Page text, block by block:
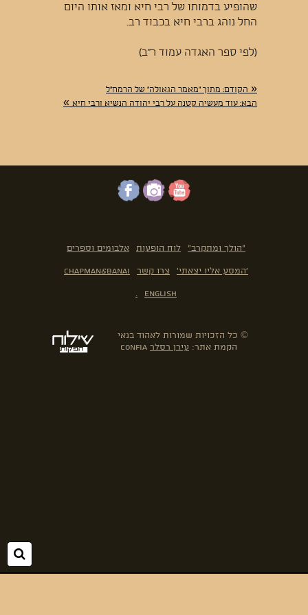
שהופיע בדמותו של רבי חיא ומאז אותו היום
החל נוהג ברבי חיא בכבוד רב.
(לפי ספר האגדה עמוד ר"ב)
« הקודם: מתוך "מאמר הגאולה" של הרמח"ל
הבא: עוד מעשיה קטנה על רבי יהודה הנשיא ורבי חיא »
"הולך ומתקרב" לוח הופעות אלבומים וספרים
'המסע אליו יצאתי'
צרו קשר
Chapman&Banai
English
.
© כל הזכויות שמורות לאהוד בנאי
הקמת אתר: עירן רסלר